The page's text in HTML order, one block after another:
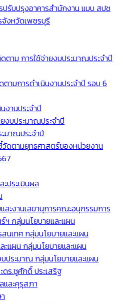
รับปรุงอาคารสำนักงาน แบบ สปช
งหวัดเพชรบุรี
ตาม การใช้จ่ายงบประมาณประจำปี
ามการดำเนินงานประจำปี รอบ 6
งานประจำปี
งบประมาณประจำปี
มาณประจำปี
ดตามยุทธศาสตร์ของหน่วยงาน
ประเมินผล
ละงานเลขานุการคณะอนุกรรมการ
ฯ กลุ่มนโยบายและแผน
นเทศ กลุ่มนโยบายและแผน
ะแผน กลุ่มนโยบายและแผน
บประมาณ กลุ่มนโยบายและแผน
ดร.ชูศักดิ์ ประเสริฐ
และคุรุสภา